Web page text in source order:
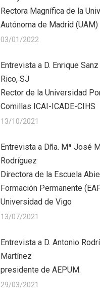
Rectora Magnífica de la
Autónoma de Madrid (UAM)
03/01/2022
Entrevista a D. Enrique
Rico, SJ
Rector de la Universidad
Comillas ICAI-ICADE-CIHS
13/10/2021
Entrevista a Dña. Mª José
Rodríguez
Directora de la Escuela
Formación Permanente
Universidad de Vigo
13/07/2021
Entrevista a D. Antonio
Martínez
presidente de AEPUM.
29/03/2021